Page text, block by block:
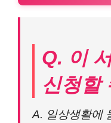
Q. 이
신청할
A. 일상생활에